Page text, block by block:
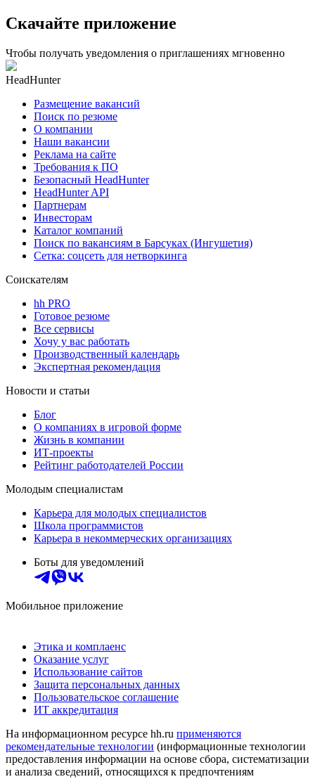
Скачайте приложение
Чтобы получать уведомления о приглашениях мгновенно
HeadHunter
Размещение вакансий
Поиск по резюме
О компании
Наши вакансии
Реклама на сайте
Требования к ПО
Безопасный HeadHunter
HeadHunter API
Партнерам
Инвесторам
Каталог компаний
Поиск по вакансиям в Барсуках (Ингушетия)
Сетка: соцсеть для нетворкинга
Соискателям
hh PRO
Готовое резюме
Все сервисы
Хочу у вас работать
Производственный календарь
Экспертная рекомендация
Новости и статьи
Блог
О компаниях в игровой форме
Жизнь в компании
ИТ-проекты
Рейтинг работодателей России
Молодым специалистам
Карьера для молодых специалистов
Школа программистов
Карьера в некоммерческих организациях
Боты для уведомлений
Мобильное приложение
Этика и комплаенс
Оказание услуг
Использование сайтов
Защита персональных данных
Пользовательское соглашение
ИТ аккредитация
На информационном ресурсе hh.ru применяются
рекомендательные технологии (информационные технологии
предоставления информации на основе сбора, систематизации
и анализа сведений, относящихся к предпочтениям